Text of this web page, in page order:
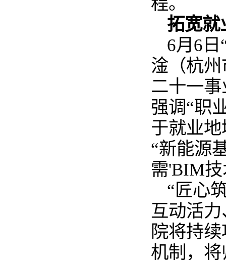
拓宽就
6月6
淦（杭
二十一
强调“职
于就业
“新能源
需'BIM
“匠心
互动活
院将持
机制，